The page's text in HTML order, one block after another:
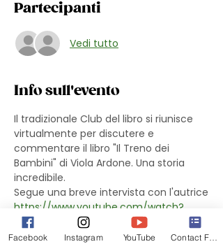
Partecipanti
Vedi tutto
Info sull'evento
Il tradizionale Club del libro si riunisce
virtualmente per discutere e
commentare il libro "Il Treno dei
Bambini" di Viola Ardone. Una storia
incredibile.
Segue una breve intervista con l'autrice
https://www.youtube.com/watch?
v=7UODxs6oaEo
"Il treno dei bambini" di Viola Ardone: "Il
Facebook Instagram YouTube Contact Form